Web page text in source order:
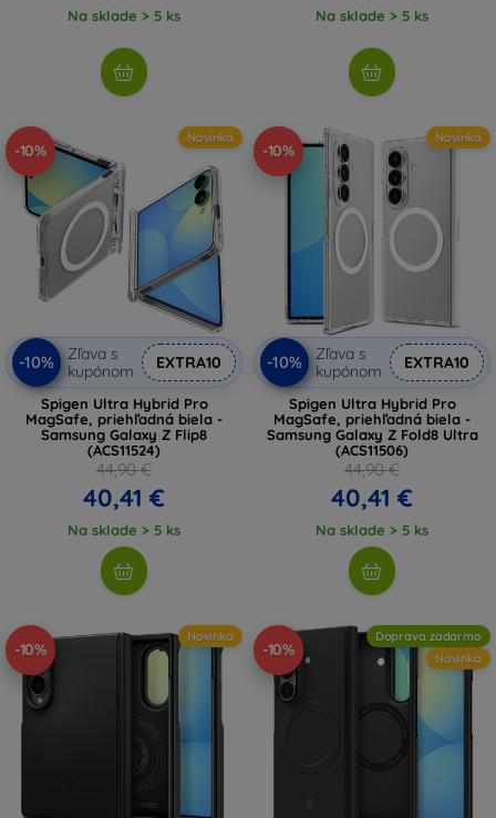
Na sklade > 5 ks Na sklade > 5 ks
-10%
Novinka
-10%
Zľava s
kupónom
EXTRA10
Spigen Ultra Hybrid Pro
MagSafe, priehľadná biela -
Samsung Galaxy Z Flip8
(ACS11524)
44,90 €
40,41 €
Na sklade > 5 ks
-10%
Novinka
-10%
Zľava s
kupónom
EXTRA10
Spigen Ultra Hybrid Pro
MagSafe, priehľadná biela -
Samsung Galaxy Z Fold8 Ultra
(ACS11506)
44,90 €
40,41 €
Na sklade > 5 ks
-10%
Novinka
-10%
Doprava zadarmo
Novinka